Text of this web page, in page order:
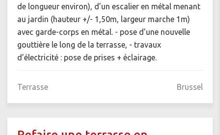
de longueur environ), d’un escalier en métal menant
au jardin (hauteur +/- 1,50m, largeur marche 1m)
avec garde-corps en métal. - pose d’une nouvelle
gouttière le long de la terrasse, - travaux
d’électricité : pose de prises + éclairage.
Terrasse Brussel